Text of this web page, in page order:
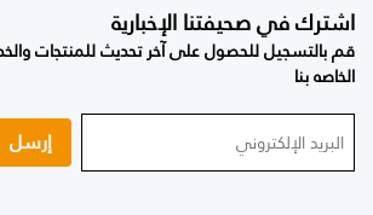
اشترك في صحيفتنا الإخبارية
قم بالتسجيل للحصول على آخر تحديث للمنتجات
الخاصه بنا
إرسل